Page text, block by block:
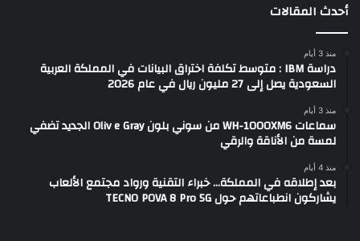
أحدث المقالات
منذ 3 أيام
دراسة IBM : متوسط تكلفة اختراق البيانات في المملكة العربية
السعودية يصل إلى 27 مليون ريال في عام 2026
منذ 3 أيام
سماعات WH-1000XM6 من سوني بلون Oliv e Gray الجديد تضفي
لمسة من الأناقة والرقي
منذ 4 أيام
بعد إطلاقه في المملكة… خبراء التقنية ورواد مجتمع الألعاب
يشاركون انطباعاتهم حول TECNO POVA 8 Pro 5G